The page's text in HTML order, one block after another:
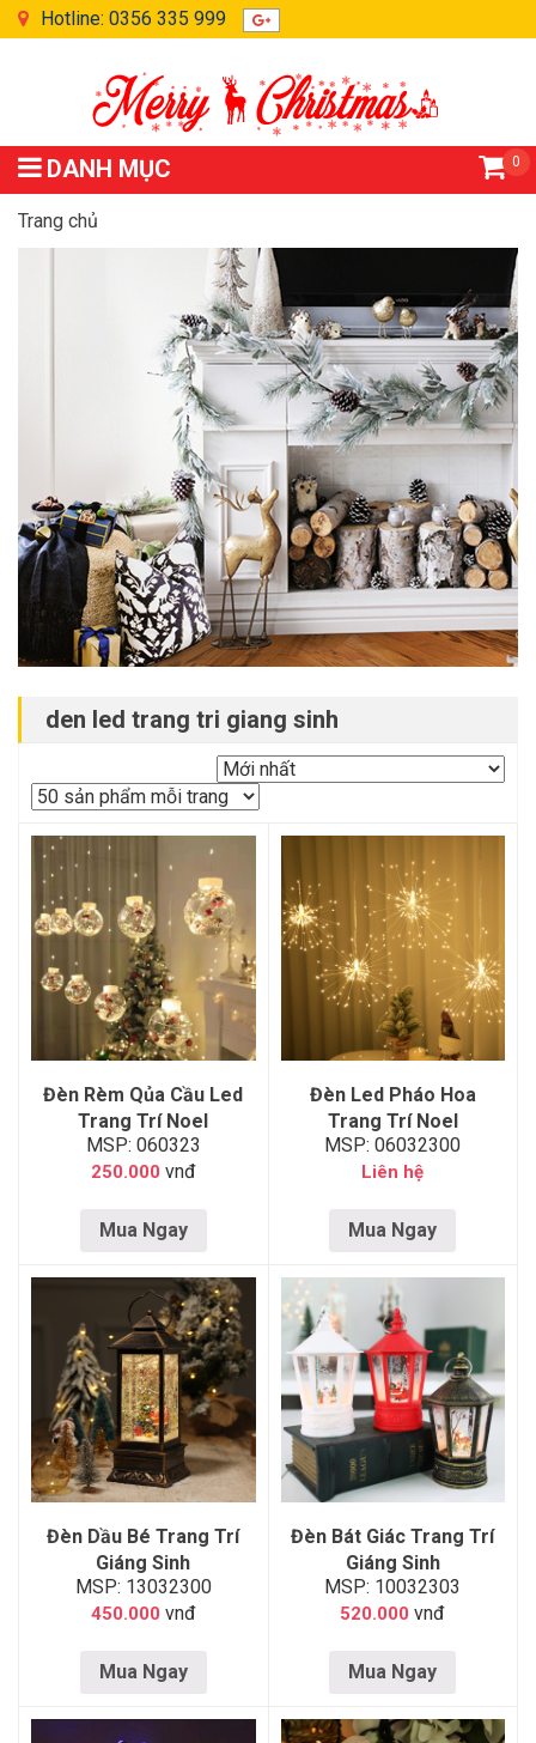
Hotline: 0356 335 999
DANH MỤC 0
Trang chủ
Sản phẩm được gắn thẻ “den led trang tri giang sinh”
den led trang tri giang sinh
Đèn Rèm Qủa Cầu Led
Trang Trí Noel
MSP: 060323
250.000 vnđ
Mua Ngay
Đèn Led Pháo Hoa
Trang Trí Noel
MSP: 06032300
Liên hệ
Mua Ngay
Đèn Dầu Bé Trang Trí
Giáng Sinh
MSP: 13032300
450.000 vnđ
Mua Ngay
Đèn Bát Giác Trang Trí
Giáng Sinh
MSP: 10032303
520.000 vnđ
Mua Ngay